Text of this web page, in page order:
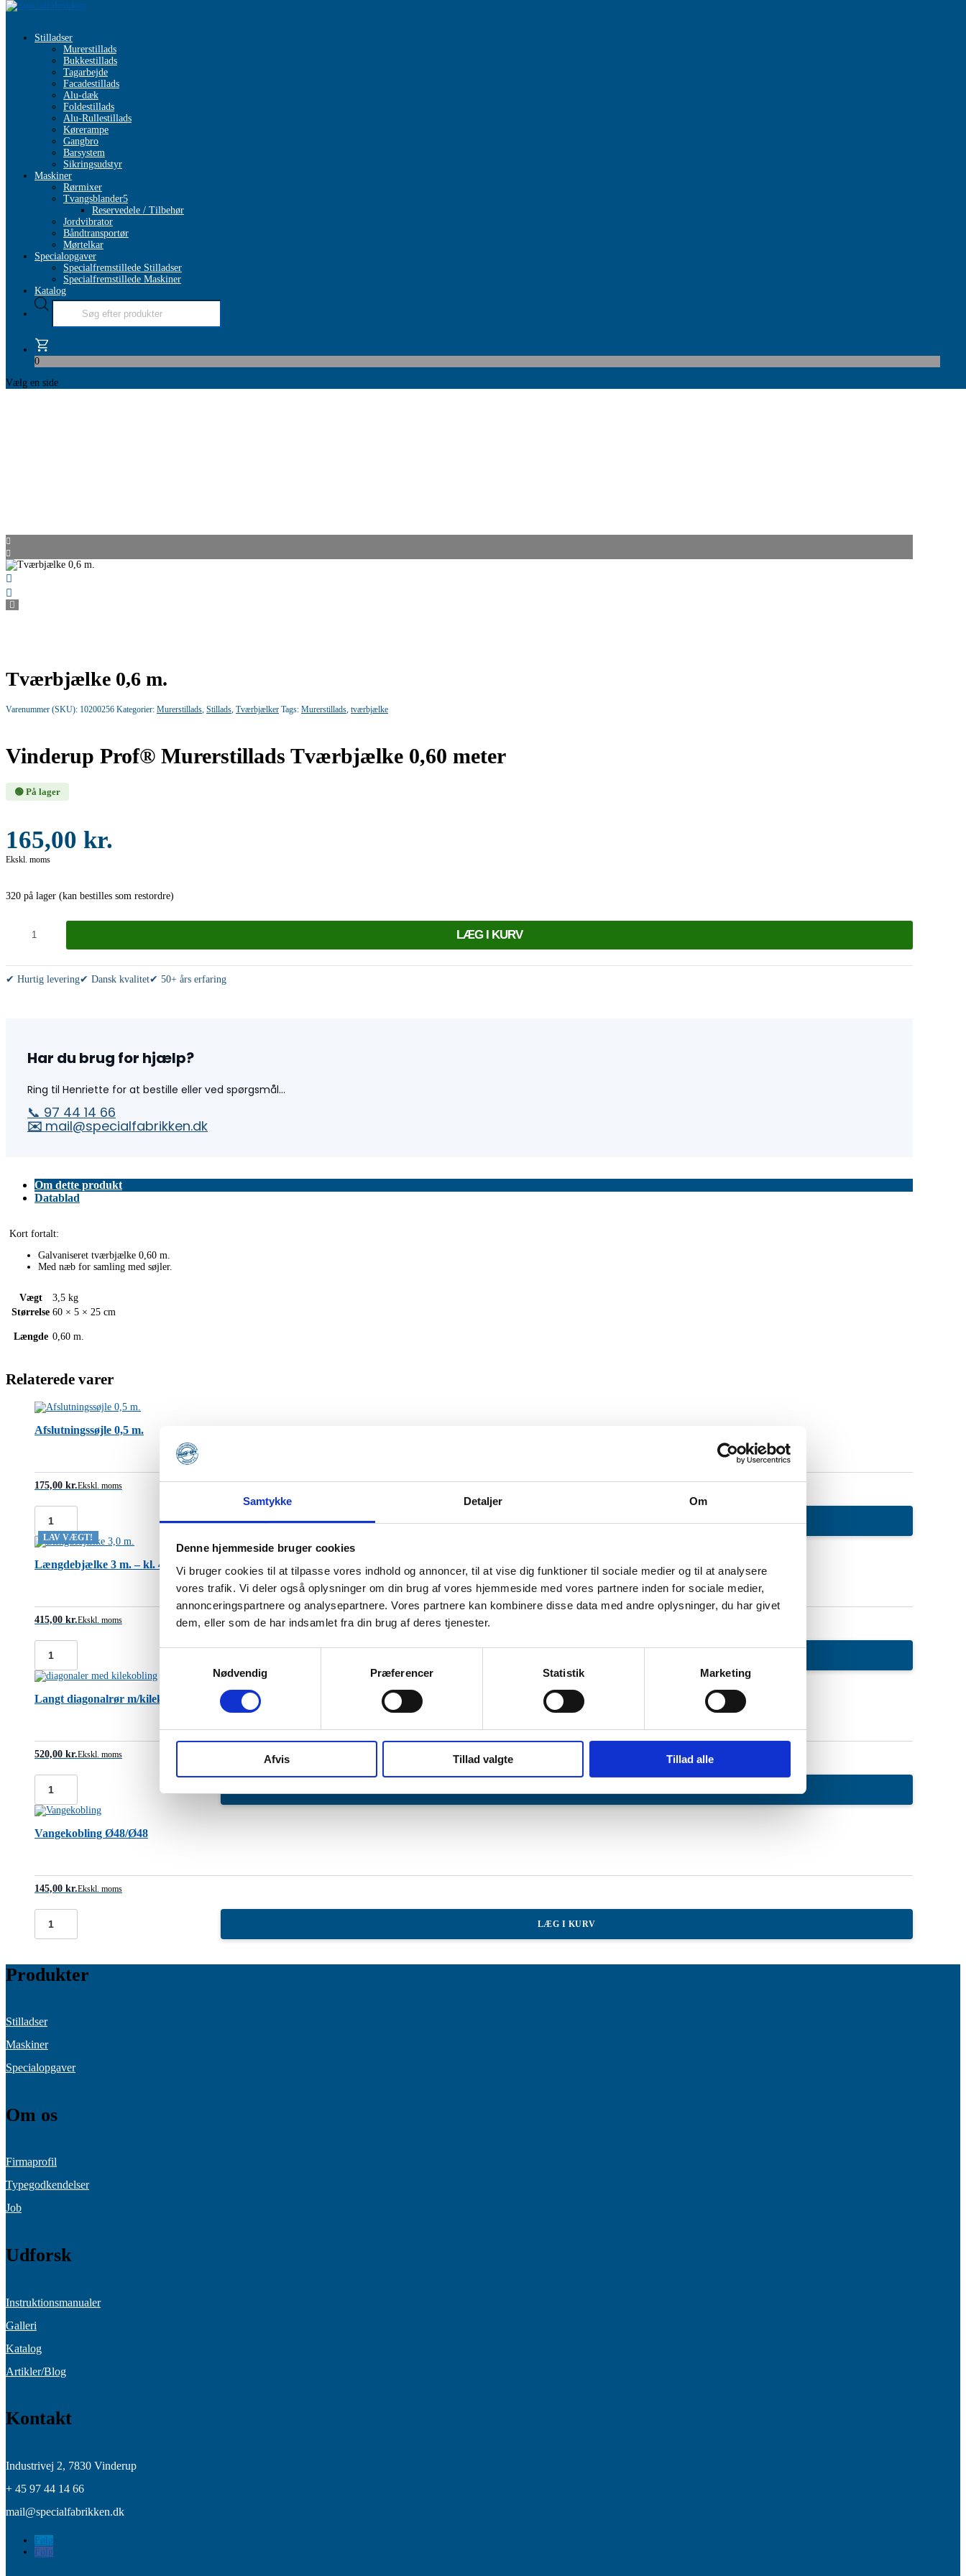
Samtykke Detaljer Om
Denne hjemmeside bruger cookies
Vi bruger cookies til at tilpasse vores indhold og annoncer, til at vise dig funktioner til sociale medier og til at analysere
vores trafik. Vi deler også oplysninger om din brug af vores hjemmeside med vores partnere inden for sociale medier,
annonceringspartnere og analysepartnere. Vores partnere kan kombinere disse data med andre oplysninger, du har givet
dem, eller som de har indsamlet fra din brug af deres tjenester.
Nødvendig
Præferencer Statistik Marketing
Afvis Tillad valgte Tillad alle
Manualer
Job
Firmaprofil
Kontakt os
Stilladser
Murerstillads
Bukkestillads
Tagarbejde
Facadestillads
Alu-dæk
Foldestillads
Alu-Rullestillads
Kørerampe
Gangbro
Barsystem
Sikringsudstyr
Maskiner
Rørmixer
Tvangsblander
Reservedele / Tilbehør
Jordvibrator
Båndtransportør
Mørtelkar
Specialopgaver
Specialfremstillede Stilladser
Specialfremstillede Maskiner
Katalog
Products
0
Vælg en side
Murerstillads /Tværbjælker
Tværbjælke 0,6 m.
Varenummer (SKU): 10200256 Kategorier: Murerstillads Stillads Tværbjælker Tags: Murerstillads tværbjælke
Vinderup Prof® Murerstillads Tværbjælke 0,60 meter
🟢 På lager
165,00 kr.
Ekskl. moms
320 på lager (kan bestilles som restordre)
LÆG I KURV
✔ Hurtig levering✔ Dansk kvalitet✔ 50+ års erfaring
Har du brug for hjælp?
Ring til Henriette for at bestille eller ved spørgsmål...
📞 97 44 14 66
✉️ mail@specialfabrikken.dk
Om dette produkt
Datablad
Kort fortalt:
Galvaniseret tværbjælke 0,60 m.
Med næb for samling med søjler.
Vægt
3,5 kg
Størrelse 60 × 5 × 25 cm
Længde 0,60 m.
Relaterede varer
Afslutningssøjle 0,5 m.
175,00 kr.Ekskl. moms
Afslutningssøjle
0,5
m.
antal
LAV VÆGT!
Længdebjælke 3 m. – kl. 4/5 (højstyrkestål, 13,4 kg.)
415,00 kr.Ekskl. moms
Længdebjælke
3
m.
-
kl.
13,4
kg.)
Langt diagonalrør m/kilekobl. for 1 mtr. spring – 3249 mm.
520,00 kr.Ekskl. moms
Langt
diagonalrør
m/kilekobl.
for
1
-
3249
antal
Vangekobling Ø48/Ø48
145,00 kr.Ekskl. moms
Vangekobling
Ø48/
antal
LÆG I KURV
Produkter
Stilladser
Maskiner
Specialopgaver
Om os
Firmaprofil
Typegodkendelser
Job
Udforsk
Instruktionsmanualer
Galleri
Katalog
Artikler/Blog
Kontakt
Industrivej 2, 7830 Vinderup
+ 45 97 44 14 66
mail@specialfabrikken.dk
Følg
Følg